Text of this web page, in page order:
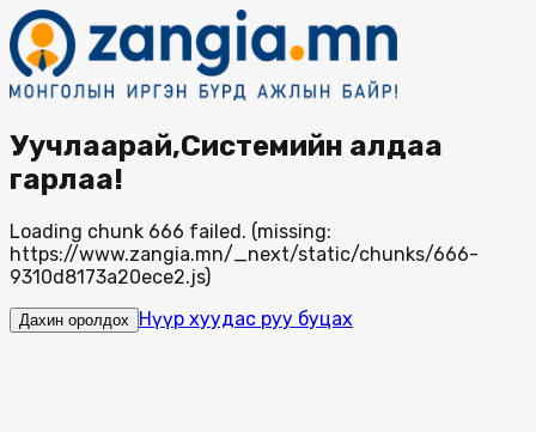
Уучлаарай,Системийн алдаа
гарлаа!
Loading chunk 666 failed. (missing:
https://www.zangia.mn/_next/static/chunks/666-
9310d8173a20ece2.js)
Дахин оролдох Нүүр хуудас руу буцах